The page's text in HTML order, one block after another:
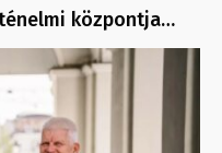
központja…